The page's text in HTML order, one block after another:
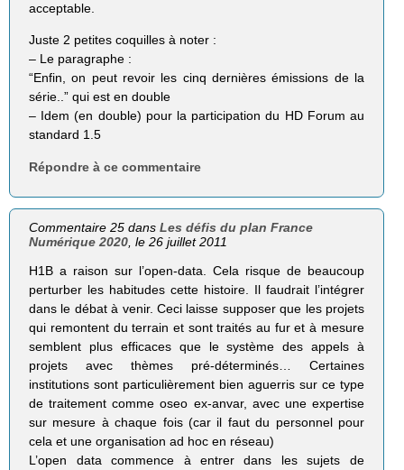
acceptable.
Juste 2 petites coquilles à noter :
– Le paragraphe :
“Enfin, on peut revoir les cinq der­nières émis­sions de la
série..” qui est en double
– Idem (en double) pour la participation du HD Forum au
standard 1.5
Répondre à ce commentaire
Commentaire 25 dansLes défis du plan France
Numérique 2020 , le 26 juillet 2011
H1B a raison sur l’open-data. Cela risque de beaucoup
perturber les habitudes cette histoire. Il faudrait l’intégrer
dans le débat à venir. Ceci laisse supposer que les projets
qui remontent du terrain et sont traités au fur et à mesure
semblent plus efficaces que le système des appels à
projets avec thèmes pré-déterminés… Certaines
institutions sont particulièrement bien aguerris sur ce type
de traitement comme oseo ex-anvar, avec une expertise
sur mesure à chaque fois (car il faut du personnel pour
cela et une organisation ad hoc en réseau)
L’open data commence à entrer dans les sujets de